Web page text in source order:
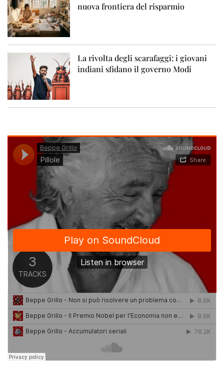
nuova frontiera del risparmio
La rivolta degli scarafaggi: i giovani
indiani sfidano il governo Modi